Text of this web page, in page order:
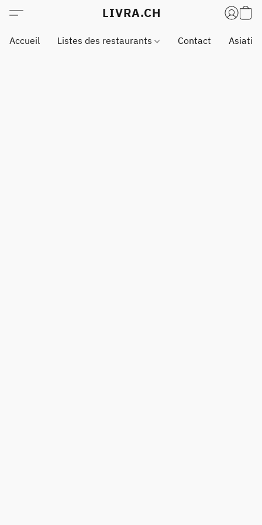
LIVRA.CH
Accueil Listes des restaurants Contact